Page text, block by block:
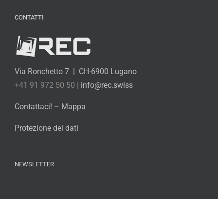
CONTATTI
Via Ronchetto 7 | CH-6900 Lugano
+41 91 972 50 50 | info@rec.swiss
Contattaci! – Mappa
Protezione dei dati
NEWSLETTER